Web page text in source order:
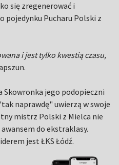
się zregenerować i
pojedynku Pucharu Polski z
i jest tylko kwestią czasu,
Skowronka jego podopieczni
naprawdę" uwierzą w swoje
mistrz Polski z Mielca nie
do ekstraklasy.
jest ŁKS Łódź.